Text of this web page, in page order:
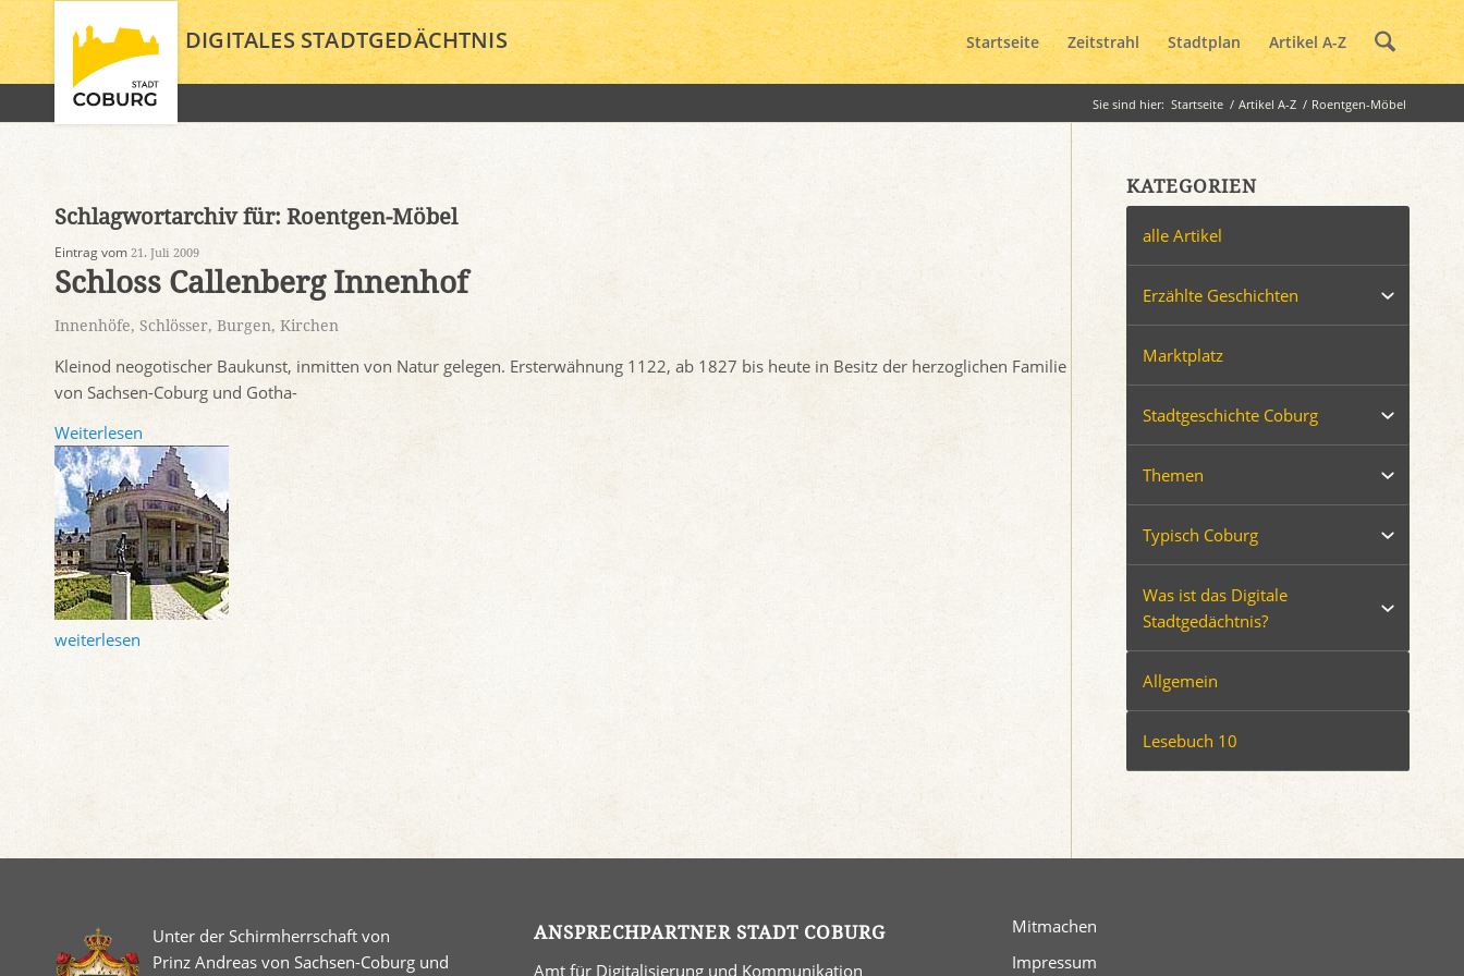
DIGITALES STADTGEDÄCHTNIS Startseite Zeitstrahl Stadtplan Artikel A-Z
Sie sind hier: Startseite / Artikel A-Z / Roentgen-Möbel
Schlagwortarchiv für: Roentgen-Möbel
Eintrag vom 21. Juli 2009
Schloss Callenberg Innenhof
Innenhöfe, Schlösser, Burgen, Kirchen
Kleinod neogotischer Baukunst, inmitten von Natur gelegen. Ersterwähnung 1122, ab 1827 bis heute in Besitz der herzoglichen Familie
von Sachsen-Coburg und Gotha-
Weiterlesen
weiterlesen
KATEGORIEN
alle Artikel
Erzählte Geschichten
Marktplatz
Stadtgeschichte Coburg
Themen
Typisch Coburg
Was ist das Digitale
Stadtgedächtnis?
Allgemein
Lesebuch 10
Unter der Schirmherrschaft von
Prinz Andreas von Sachsen-Coburg und
ANSPRECHPARTNER STADT COBURG
Amt für Digitalisierung und Kommunikation
Mitmachen
Impressum